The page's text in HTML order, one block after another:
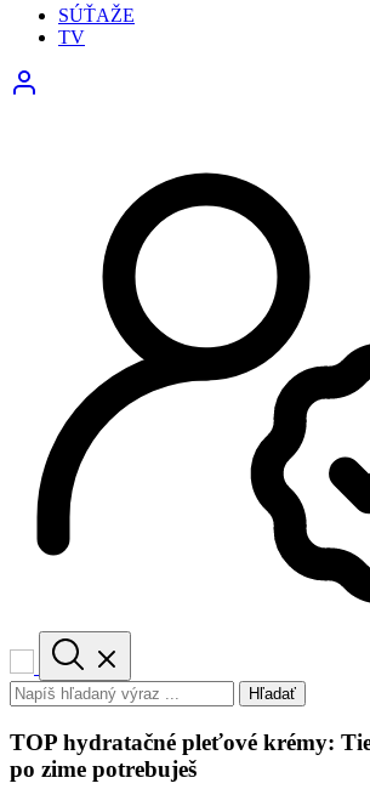
SÚŤAŽE
TV
Hľadať
TOP hydratačné pleťové krémy:
po zime potrebuješ